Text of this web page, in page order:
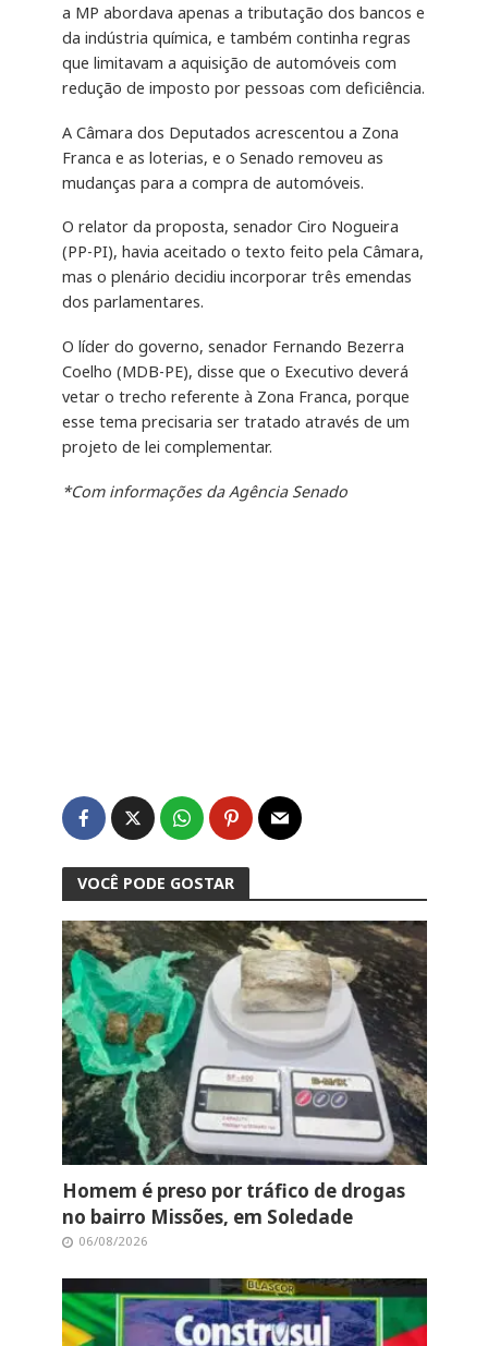
a MP abordava apenas a tributação dos bancos e
da indústria química, e também continha regras
que limitavam a aquisição de automóveis com
redução de imposto por pessoas com deficiência.
A Câmara dos Deputados acrescentou a Zona
Franca e as loterias, e o Senado removeu as
mudanças para a compra de automóveis.
O relator da proposta, senador Ciro Nogueira
(PP-PI), havia aceitado o texto feito pela Câmara,
mas o plenário decidiu incorporar três emendas
dos parlamentares.
O líder do governo, senador Fernando Bezerra
Coelho (MDB-PE), disse que o Executivo deverá
vetar o trecho referente à Zona Franca, porque
esse tema precisaria ser tratado através de um
projeto de lei complementar.
*Com informações da Agência Senado
VOCÊ PODE GOSTAR
Homem é preso por tráfico de drogas
no bairro Missões, em Soledade
06/08/2026